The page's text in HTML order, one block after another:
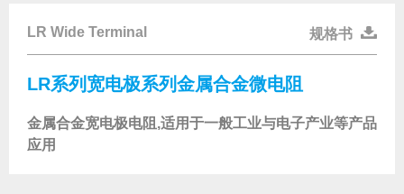
LR Wide Terminal 规格书
LR系列宽电极系列金属合金微电阻
金属合金宽电极电阻,适用于一般工业与电子产业等产品
应用